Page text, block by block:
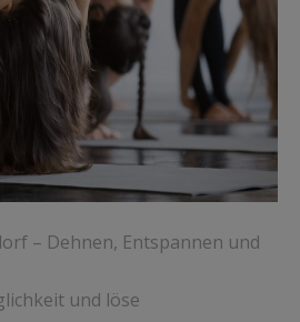
– Dehnen, Entspannen und
und löse